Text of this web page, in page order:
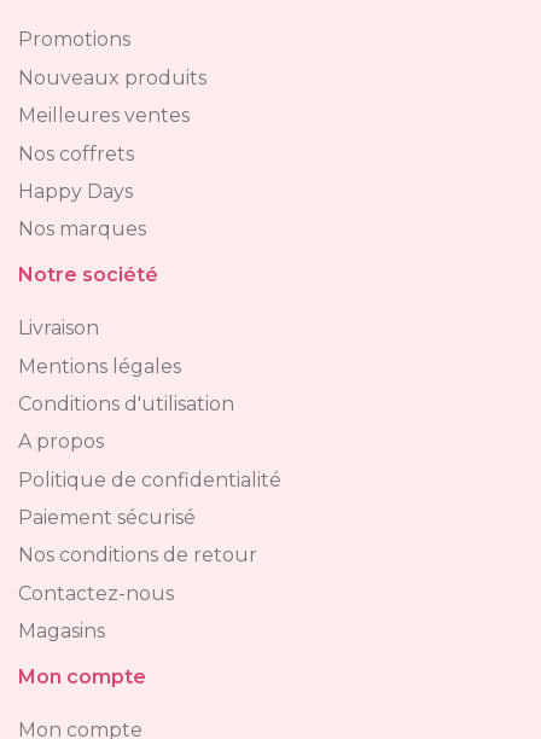
Promotions
Nouveaux produits
Meilleures ventes
Nos coffrets
Happy Days
Nos marques
Notre société
Livraison
Mentions légales
Conditions d'utilisation
A propos
Politique de confidentialité
Paiement sécurisé
Nos conditions de retour
Contactez-nous
Magasins
Mon compte
Mon compte